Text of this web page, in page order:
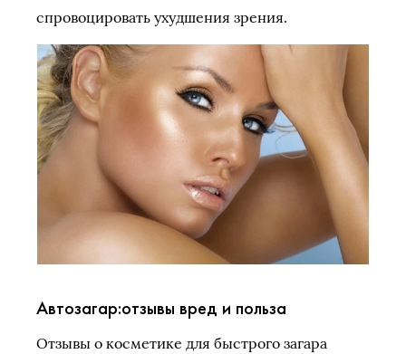
спровоцировать ухудшения зрения.
Автозагар:отзывы вред и польза
Отзывы о косметике для быстрого загара